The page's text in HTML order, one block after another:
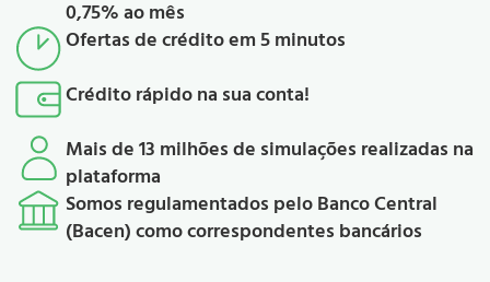
0,75% ao mês
Ofertas de crédito em 5 minutos
Crédito rápido na sua conta!
Mais de 13 milhões de simulações realizadas na
plataforma
Somos regulamentados pelo Banco Central
(Bacen) como correspondentes bancários